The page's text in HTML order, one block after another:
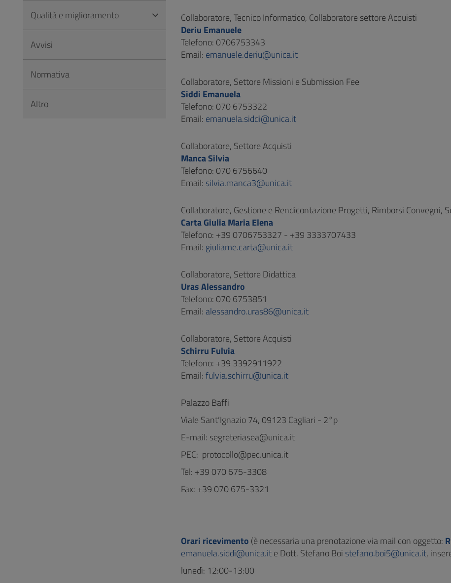
Collaboratore, Tecnico Informatico, Collaboratore settore Acquisti
Deriu Emanuele
Telefono: 0706753343
Email: emanuele.deriu@unica.it
Collaboratore, Settore Missioni e Submission Fee
Siddi Emanuela
Telefono: 070 6753322
Email: emanuela.siddi@unica.it
Collaboratore, Settore Acquisti
Manca Silvia
Telefono: 070 6756640
Email: silvia.manca3@unica.it
Collaboratore, Gestione e Rendicontazione Progetti, Rimborsi Convegni,
Carta Giulia Maria Elena
Telefono: +39 0706753327 - +39 3333707433
Email: giuliame.carta@unica.it
Collaboratore, Settore Didattica
Uras Alessandro
Telefono: 070 6753851
Email: alessandro.uras86@unica.it
Collaboratore, Settore Acquisti
Schirru Fulvia
Telefono: +39 3392911922
Email:fulvia.schirru@unica.it
Palazzo Baffi
Viale Sant’Ignazio 74, 09123 Cagliari - 2°p
E-mail: segreteriasea@unica.it
PEC: protocollo@pec.unica.it
Tel: +39 070 675-3308
Fax: +39 070 675-3321
Orari ricevimento (è necessaria una prenotazione via mail con oggetto:
emanuela.siddi@unica.ite Dott. Stefano Boi stefano.boi5@unica.it,
lunedì: 12:00-13:00
Qualità e miglioramento
Avvisi
Normativa
Altro